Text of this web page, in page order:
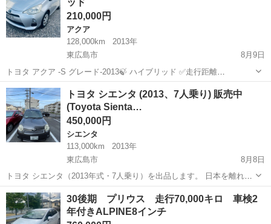
ッド
210,000円
アクア
128,000km
2013年
東広島市
8月9日
トヨタ アクア -S グレード-2013🍃 ハイブリッド ✅走行距離
128,000km ✅年式（年H25)：2013 ✅ 色： シルバ-(1F7) ■ メーカー
名：トヨタ ■ 車種名：アクア DAA-NHP10 ■...
広島 東広島市 アクア
トヨタ シエンタ (2013、7人乗り) 販売中
(Toyota Sienta…
450,000円
シエンタ
113,000km
2013年
東広島市
8月8日
トヨタ シエンタ（2013年式・7人乗り）を出品します。 日本を離れる
ため手放します。 現在も普段使いしているため、走行距離は約
113,000kmですが、引き渡しまでに多少増える可能性があります。
【主な内容】...
広島 東広島市 シエンタ
30後期 プリウス 走行70,000キロ 車検2
年付きALPINE8インチ